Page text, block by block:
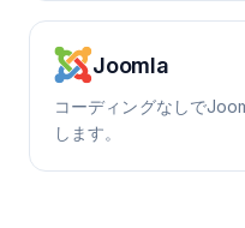
Joomla
コーディングなしで
します。